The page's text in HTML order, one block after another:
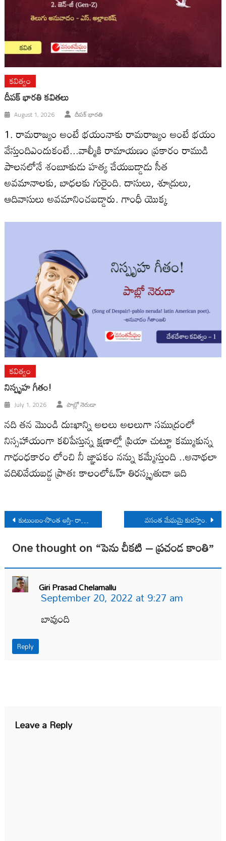
కవిత్వం
దీపక్ భారతి కవితలు
August 1, 2026 దీపక్ భారతి
1. రామరాజ్యం అంటే భయంనాకు రామరాజ్యం అంటే భయం
వేస్తుందిఎందుకంటే...వాల్మీకి రామాయణం ప్రకారం రాముడి
పాలనలోనే శంబూకుడు హత్య చేయబడ్డాడు సీత
అవమానాలకు, బాధలకు గురైంది. దాసులు, శూద్రులు,
ఆదివాసులు అవమానించబడ్డారు. గాంధీ యొక్క
కవిత్వం
నిస్పృహ గీతం!
July 1, 2026 పాబ్లో నెరుడా
నది తన మొండి దుఃఖాన్ని అలలు అలలుగా సముద్రంలో
నిస్సహాయంగా కలిపేస్తున్న క్షణాల్లో ప్రియా చుట్టూ కమ్ముకున్న
గాఢంధకారం లోంచి నీ జ్ఞాపకం నన్ను కమ్మేస్తుంది ..అనాథలా
వదిలివేయబడ్డ ప్రాతః కాలంలోఓహ్ తిరస్కృతుడా ఇది
Post
navigation
కుటుంబం-సొంత ఆస్తి- రాజ్యాంగ‌యంత్రం- 3 వసంత మేఘమై కురస్తాం.
One thought on “పెను చీకటి – ప్రచండ కాంతి”
Giri Prasad Chelamallu
September 20, 2022 at 9:27 am
బావుంది
Reply
Leave a Reply